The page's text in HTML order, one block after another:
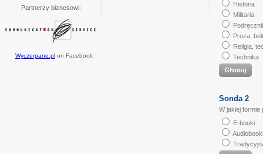
Partnerzy biznesowi:
Wyczerpane.plon Facebook
Historia
Militaria
Proza,
Religia,
Technika
Sonda 2
W jakiej formie
E-booki
Audiobooki